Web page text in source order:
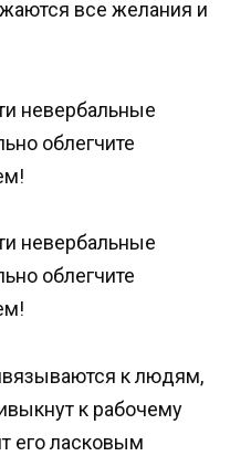
все желания и
невербальные
облегчите
невербальные
облегчите
к людям,
к рабочему
его ласковым